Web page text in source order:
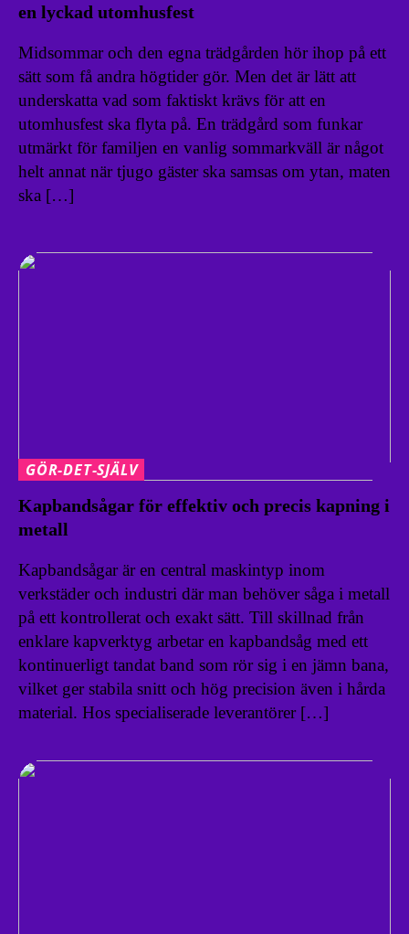
en lyckad utomhusfest
Midsommar och den egna trädgården hör ihop på ett
sätt som få andra högtider gör. Men det är lätt att
underskatta vad som faktiskt krävs för att en
utomhusfest ska flyta på. En trädgård som funkar
utmärkt för familjen en vanlig sommarkväll är något
helt annat när tjugo gäster ska samsas om ytan, maten
ska […]
GÖR-DET-SJÄLV
Kapbandsågar för effektiv och precis kapning i
metall
Kapbandsågar är en central maskintyp inom
verkstäder och industri där man behöver såga i metall
på ett kontrollerat och exakt sätt. Till skillnad från
enklare kapverktyg arbetar en kapbandsåg med ett
kontinuerligt tandat band som rör sig i en jämn bana,
vilket ger stabila snitt och hög precision även i hårda
material. Hos specialiserade leverantörer […]